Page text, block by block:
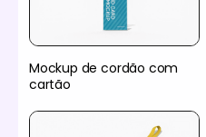
Mockup de cordão com
cartão